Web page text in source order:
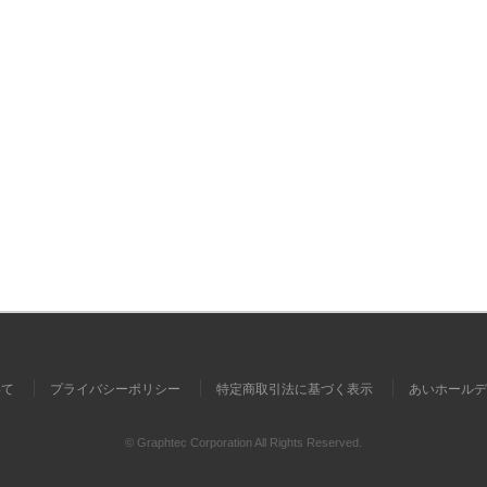
プライバシーポリシー 特定商取引法に基づく表示 あいホール
© Graphtec Corporation All Rights Reserved.